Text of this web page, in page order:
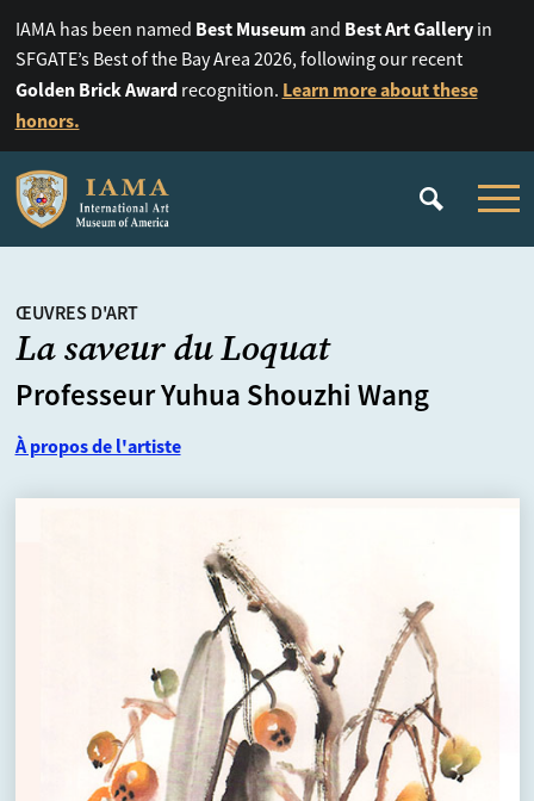
IAMA has been named Best Museum and Best Art Galleryin
SFGATE’s Best of the Bay Area 2026, following our recent
Golden Brick Awardrecognition. Learn more about these
honors.
ŒUVRES D'ART
La saveur du Loquat
Professeur Yuhua Shouzhi Wang
À propos de l'artiste